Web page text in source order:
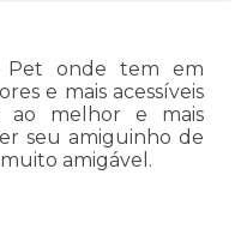
Pet onde tem em
e mais acessíveis
ao melhor e mais
seu amiguinho de
amigável.